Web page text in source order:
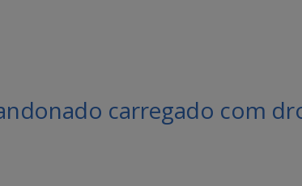
carregado com